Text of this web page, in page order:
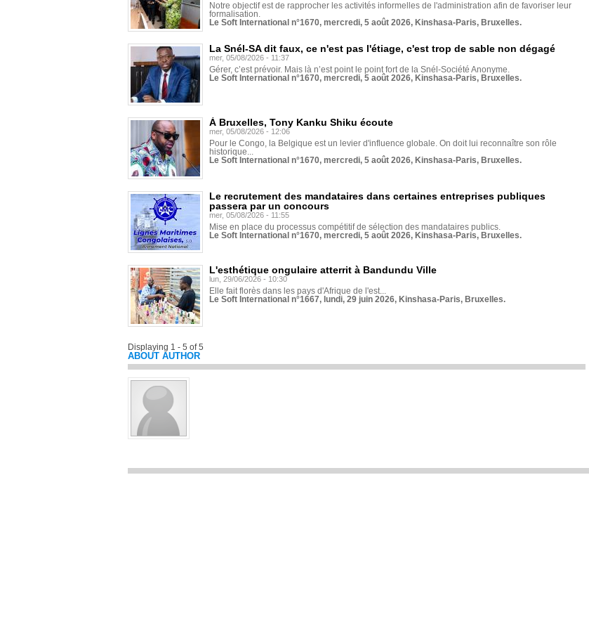
Notre objectif est de rapprocher les activités informelles de l'administration afin de favoriser leur
formalisation.
Le Soft International n°1670, mercredi, 5 août 2026, Kinshasa-Paris, Bruxelles.
La Snél-SA dit faux, ce n'est pas l'étiage, c'est trop de sable non dégagé
mer, 05/08/2026 - 11:37
Gérer, c’est prévoir. Mais là n’est point le point fort de la Snél-Société Anonyme.
Le Soft International n°1670, mercredi, 5 août 2026, Kinshasa-Paris, Bruxelles.
À Bruxelles, Tony Kanku Shiku écoute
mer, 05/08/2026 - 12:06
Pour le Congo, la Belgique est un levier d'influence globale. On doit lui reconnaître son rôle
historique...
Le Soft International n°1670, mercredi, 5 août 2026, Kinshasa-Paris, Bruxelles.
Le recrutement des mandataires dans certaines entreprises publiques
passera par un concours
mer, 05/08/2026 - 11:55
Mise en place du processus compétitif de sélection des mandataires publics.
Le Soft International n°1670, mercredi, 5 août 2026, Kinshasa-Paris, Bruxelles.
L'esthétique ongulaire atterrit à Bandundu Ville
lun, 29/06/2026 - 10:30
Elle fait florès dans les pays d'Afrique de l'est...
Le Soft International n°1667, lundi, 29 juin 2026, Kinshasa-Paris, Bruxelles.
Displaying 1 - 5 of 5
ABOUT AUTHOR